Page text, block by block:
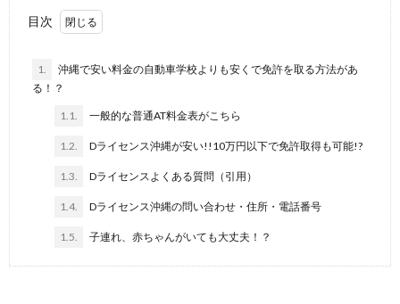
目次
1.
沖縄で安い料金の自動車学校よりも安くで免許を取る方法があ
る！？
1.1. 一般的な普通AT料金表がこちら
1.2. Dライセンス沖縄が安い!!10万円以下で免許取得も可能!?
1.3. Dライセンスよくある質問（引用）
1.4. Dライセンス沖縄の問い合わせ・住所・電話番号
1.5. 子連れ、赤ちゃんがいても大丈夫！？